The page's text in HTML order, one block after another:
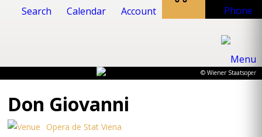
© Wiener Staatsoper
Don Giovanni
Opera de Stat Viena